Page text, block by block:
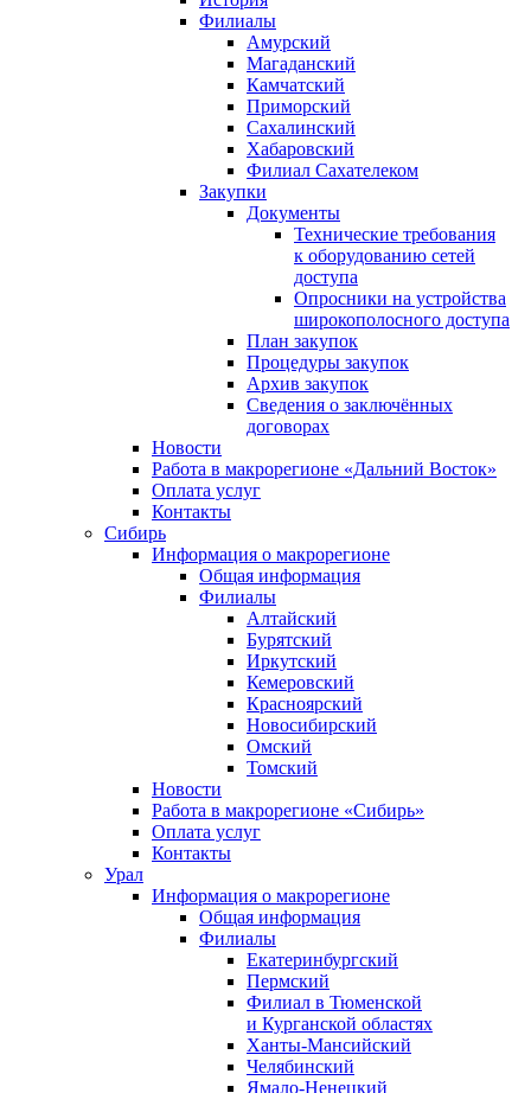
Филиалы
Амурский
Магаданский
Камчатский
Приморский
Сахалинский
Хабаровский
Филиал Сахателеком
Закупки
Документы
Технические требования
к оборудованию сетей
доступа
Опросники на устройства
широкополосного доступа
План закупок
Процедуры закупок
Архив закупок
Сведения о заключённых
договорах
Новости
Работа в макрорегионе «Дальний Восток»
Оплата услуг
Контакты
Сибирь
Информация о макрорегионе
Общая информация
Филиалы
Алтайский
Бурятский
Иркутский
Кемеровский
Красноярский
Новосибирский
Омский
Томский
Новости
Работа в макрорегионе «Сибирь»
Оплата услуг
Контакты
Урал
Информация о макрорегионе
Общая информация
Филиалы
Екатеринбургский
Пермский
Филиал в Тюменской
и Курганской областях
Ханты-Мансийский
Челябинский
Ямало-Ненецкий